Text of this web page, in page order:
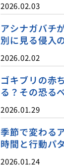
2026.02.03
アシナガバチ
別に見る侵入
2026.02.02
ゴキブリの赤
る？その恐る
2026.01.29
季節で変わる
時間と行動パ
2026.01.24